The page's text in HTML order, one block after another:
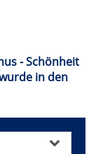
- Schönheit
in den